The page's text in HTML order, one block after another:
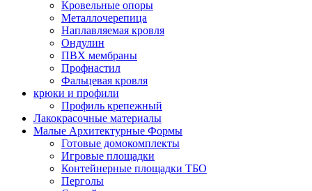
Кровельные опоры
Металлочерепица
Наплавляемая кровля
Ондулин
ПВХ мембраны
Профнастил
Фальцевая кровля
крюки и профили
Профиль крепежный
Лакокрасочные материалы
Малые Архитектурные Формы
Готовые домокомплекты
Игровые площадки
Контейнерные площадки ТБО
Перголы